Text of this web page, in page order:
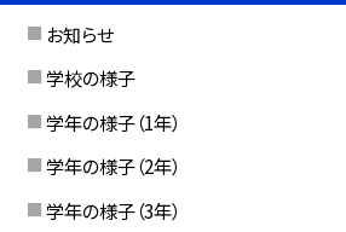
お知らせ
学校の様子
学年の様子（1年）
学年の様子（2年）
学年の様子（3年）